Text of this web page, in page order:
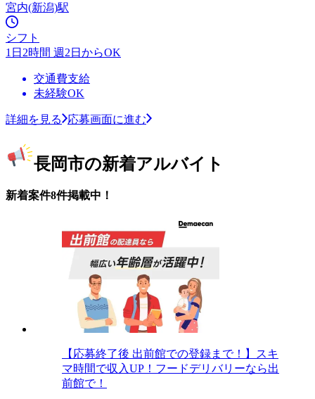
宮内(新潟)駅
シフト
1日2時間 週2日からOK
交通費支給
未経験OK
詳細を見る 応募画面に進む
長岡市の新着アルバイト
新着案件8件掲載中！
【応募終了後 出前館での登録まで！】スキ
マ時間で収入UP！フードデリバリーなら出
前館で！